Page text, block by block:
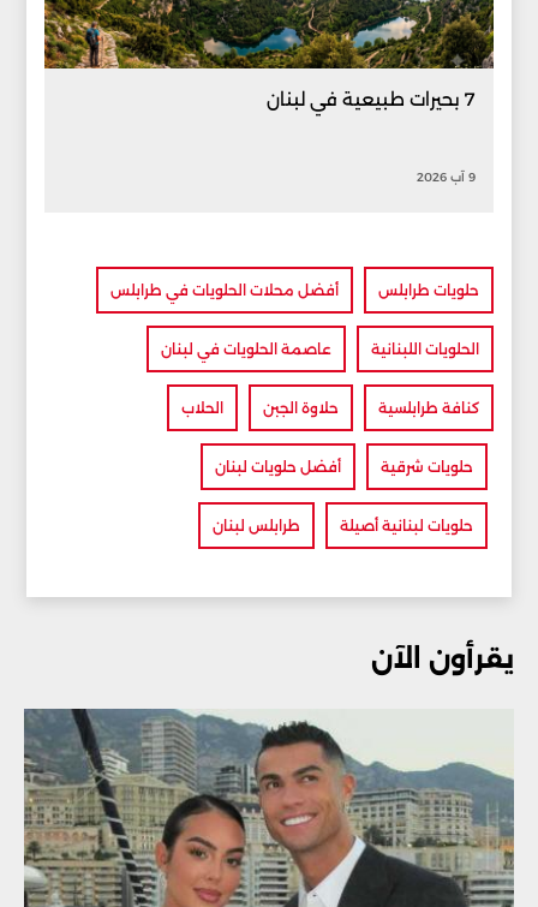
7 بحيرات طبيعية في لبنان
9 آب 2026
حلويات طرابلس أفضل محلات الحلويات في طرابلس
الحلويات اللبنانية عاصمة الحلويات في لبنان
كنافة طرابلسية حلاوة الجبن الحلاب
حلويات شرقية أفضل حلويات لبنان
حلويات لبنانية أصيلة طرابلس لبنان
يقرأون الآن